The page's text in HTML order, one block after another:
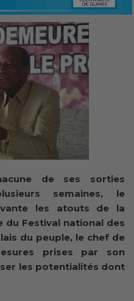
de ses sorties
semaines, le
les atouts de la
du Festival national des
du peuple, le chef de
prises par son
les potentialités dont